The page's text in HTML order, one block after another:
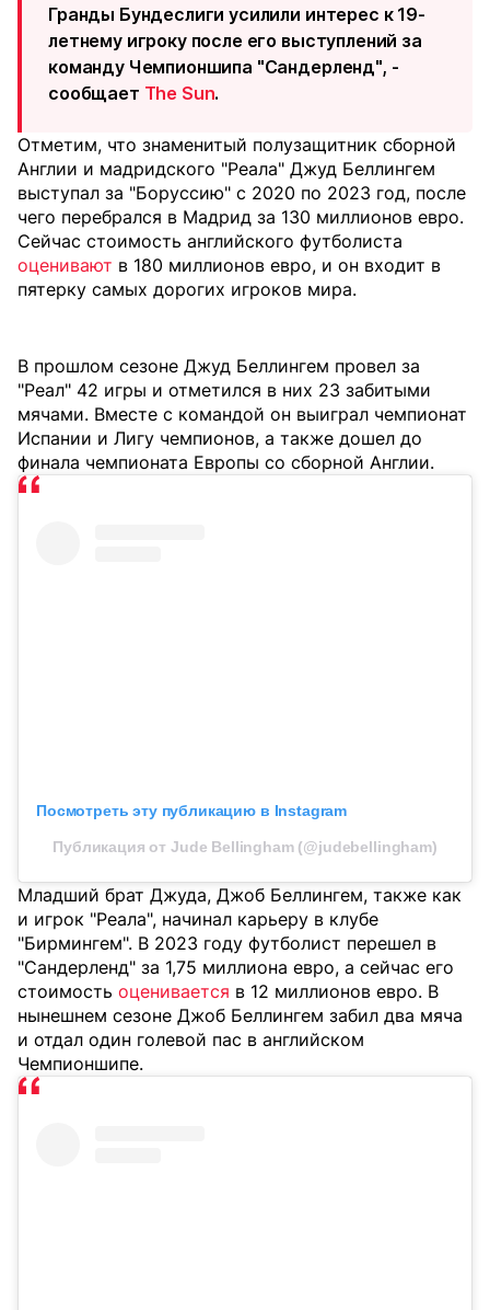
Гранды Бундеслиги усилили интерес к 19-
летнему игроку после его выступлений за
команду Чемпионшипа "Сандерленд", -
сообщает The Sun.
Отметим, что знаменитый полузащитник сборной
Англии и мадридского "Реала" Джуд Беллингем
выступал за "Боруссию" с 2020 по 2023 год, после
чего перебрался в Мадрид за 130 миллионов евро.
Сейчас стоимость английского футболиста
оценивают в 180 миллионов евро, и он входит в
пятерку самых дорогих игроков мира.
В прошлом сезоне Джуд Беллингем провел за
"Реал" 42 игры и отметился в них 23 забитыми
мячами. Вместе с командой он выиграл чемпионат
Испании и Лигу чемпионов, а также дошел до
финала чемпионата Европы со сборной Англии.
Посмотреть эту публикацию в Instagram
Публикация от Jude Bellingham (@judebellingham)
Младший брат Джуда, Джоб Беллингем, также как
и игрок "Реала", начинал карьеру в клубе
"Бирмингем". В 2023 году футболист перешел в
"Сандерленд" за 1,75 миллиона евро, а сейчас его
стоимость оценивается в 12 миллионов евро. В
нынешнем сезоне Джоб Беллингем забил два мяча
и отдал один голевой пас в английском
Чемпионшипе.